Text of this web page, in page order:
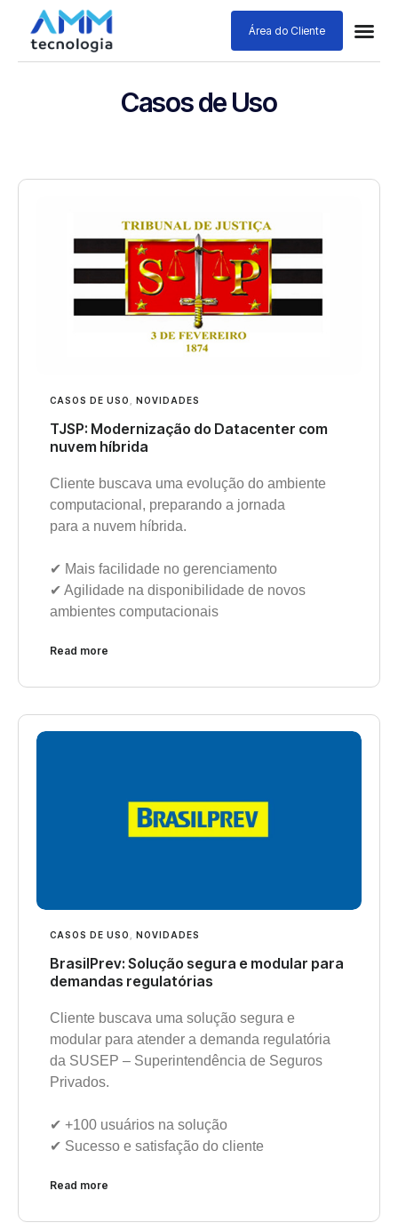
Área do Cliente
Casos de Uso
CASOS DE USO NOVIDADES
TJSP: Modernização do Datacenter com
nuvem híbrida
Cliente buscava uma evolução do ambiente
computacional, preparando a jornada
para a nuvem híbrida.
✔︎ Mais facilidade no gerenciamento
✔︎ Agilidade na disponibilidade de novos
ambientes computacionais
Read more
CASOS DE USO NOVIDADES
BrasilPrev: Solução segura e modular para
demandas regulatórias
Cliente buscava uma solução segura e
modular para atender a demanda regulatória
da SUSEP – Superintendência de Seguros
Privados.
✔︎ +100 usuários na solução
✔︎ Sucesso e satisfação do cliente
Read more